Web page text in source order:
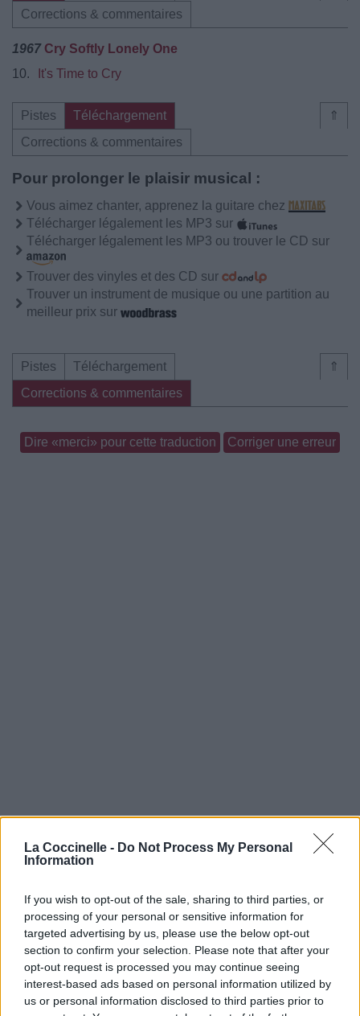
La Coccinelle - Do Not Process My Personal
Information
If you wish to opt-out of the sale, sharing to third parties, or
processing of your personal or sensitive information for
targeted advertising by us, please use the below opt-out
section to confirm your selection. Please note that after your
opt-out request is processed you may continue seeing
interest-based ads based on personal information utilized by
us or personal information disclosed to third parties prior to
Corrections & commentaires
1967 Cry Softly Lonely One
10.
It's Time to Cry
⇑
Pistes
Téléchargement
Corrections & commentaires
Pour prolonger le plaisir musical :
Vous aimez chanter, apprenez la guitare chez
Télécharger légalement les MP3 sur
Télécharger légalement les MP3 ou trouver le CD sur
Trouver des vinyles et des CD sur
Trouver un instrument de musique ou une partition au
meilleur prix sur
⇑
Pistes
Téléchargement
Corrections & commentaires
Dire «merci» pour cette traduction Corriger une erreur